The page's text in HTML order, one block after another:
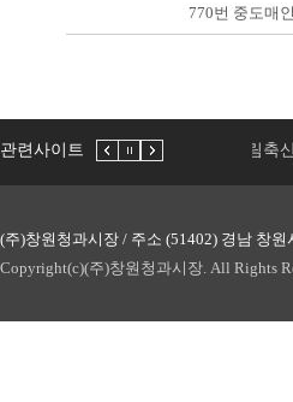
770번 중도매인
관련사이트 농림축산식
(주)창원청과시장 / 주소 (51402) 경남 창
Copyright(c)(주)창원청과시장. All Rights